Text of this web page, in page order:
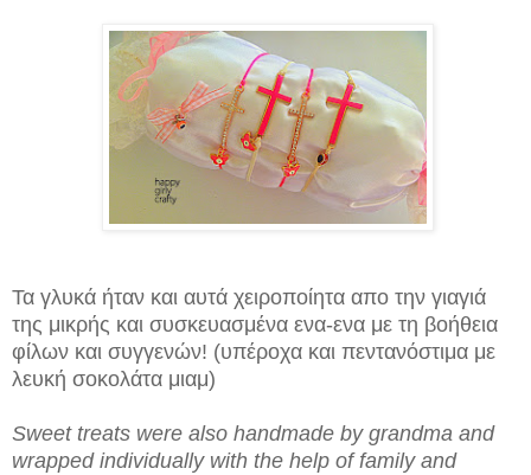
Τα γλυκά ήταν και αυτά χειροποίητα απο την γιαγιά
της μικρής και συσκευασμένα ενα-ενα με τη βοήθεια
φίλων και συγγενών! (υπέροχα και πεντανόστιμα με
λευκή σοκολάτα μιαμ)
Sweet treats were also handmade by grandma and
wrapped individually with the help of family and